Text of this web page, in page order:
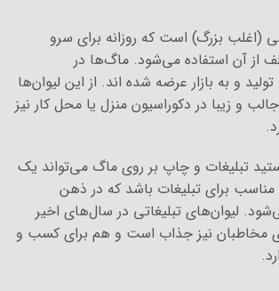
(اغلب بزرگ) است که روزانه برای سرو
از آن استفاده می‌شود. ماگ‌ها در
و به بازار عرضه شده اند. از این لیوان‌ها
و زیبا در دکوراسیون منزل یا محل کار نیز
تبلیغات و چاپ بر روی ماگ می‌تواند یک
برای تبلیغات باشد که در ذهن
لیوان‌های تبلیغاتی در سال‌های اخیر
مخاطبان نیز جذاب است و هم برای کسب و